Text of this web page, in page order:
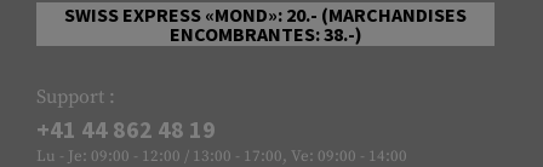
SWISS EXPRESS «MOND»: 20.- (MARCHANDISES
ENCOMBRANTES: 38.-)
Support :
+41 44 862 48 19
Lu - Je: 09:00 - 12:00 / 13:00 - 17:00, Ve: 09:00 - 14:00